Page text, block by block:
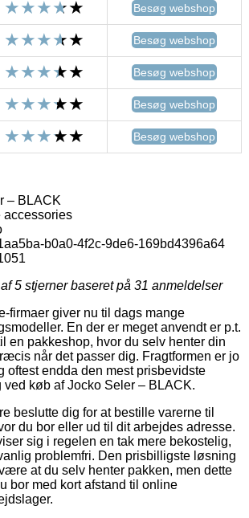
Besøg webshop
Besøg webshop
Besøg webshop
Besøg webshop
Besøg webshop
– BLACK
accessories
b0a0-4f2c-9de6-169bd4396a64
5 stjerner baseret på 31 anmeldelser
firmaer giver nu til dags mange
En der er meget anvendt er p.t.
en pakkeshop, hvor du selv henter din
når det passer dig. Fragtformen er jo
oftest endda den mest prisbevidste
ved køb af Jocko Seler – BLACK.
beslutte dig for at bestille varerne til
du bor eller ud til dit arbejdes adresse.
sig i regelen en tak mere bekostelig,
problemfri. Den prisbilligste løsning
at du selv henter pakken, men dette
bor med kort afstand til online